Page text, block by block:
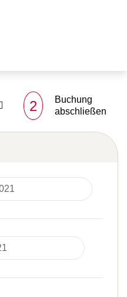
2
Buchung
abschließen